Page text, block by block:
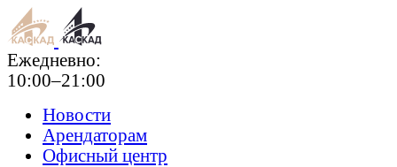
Ежедневно:
10:00–21:00
Новости
Арендаторам
Офисный центр